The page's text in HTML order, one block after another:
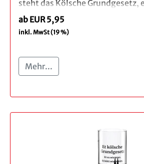
steht das Kölsche Grundgesetz,
die Domwelle.
So wird aus dem klassischen
und natürlich zum Anstoßen.
Produktdetails:
Menge: Einzeln, 3er
Höhe ca. 15 cm
Spülmaschinengeeignet -
das Spülen per Hand
Verpackung: brauner
ab EUR 5,95
inkl. MwSt (19 %)
Mehr...